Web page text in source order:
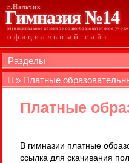
г.Нальчик
Гимназия №14
Муниципальное казенное общеобразовательное
официальный сайт
Разделы
Платные
Платные
В гимназии платные
ссылка для скачивания